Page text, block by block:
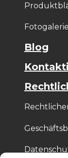
Fotogalerie
Blog